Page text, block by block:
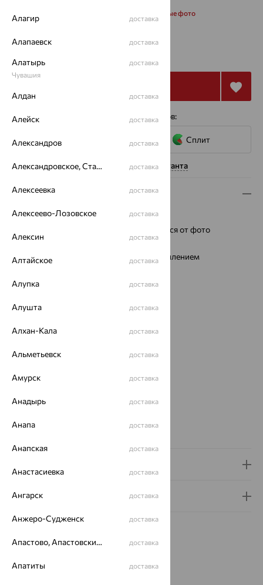
Запросить дополнительные фото
20 154
4 платежа по 5 039 с помощью сервисов:
Сплит
Нужна помощь консультанта
Описание
Металл:Серебро
Цвет и фактура могут отличаться от фото
Водонепроницаемость:
Стекло:
минеральное с сапфировым напылением
Механизм:
Промо:Монохром
Бренд:НИКА
Цвет циферблата:
Вставка:Бриллиант
Гарантия и возврат
Алагир доставка
Алапаевск доставка
Алатырь
Чувашия
доставка
Алдан доставка
Алейск доставка
Александров доставка
Александровское, Ставропольский край доставка
Алексеевка доставка
Алексеево-Лозовское доставка
Алексин доставка
Алтайское доставка
Алупка доставка
Алушта доставка
Алхан-Кала доставка
Альметьевск доставка
Амурск доставка
Анадырь доставка
Анапа доставка
Анапская доставка
Анастасиевка доставка
Ангарск доставка
Анжеро-Судженск доставка
Апастово, Апастовский район доставка
Апатиты доставка